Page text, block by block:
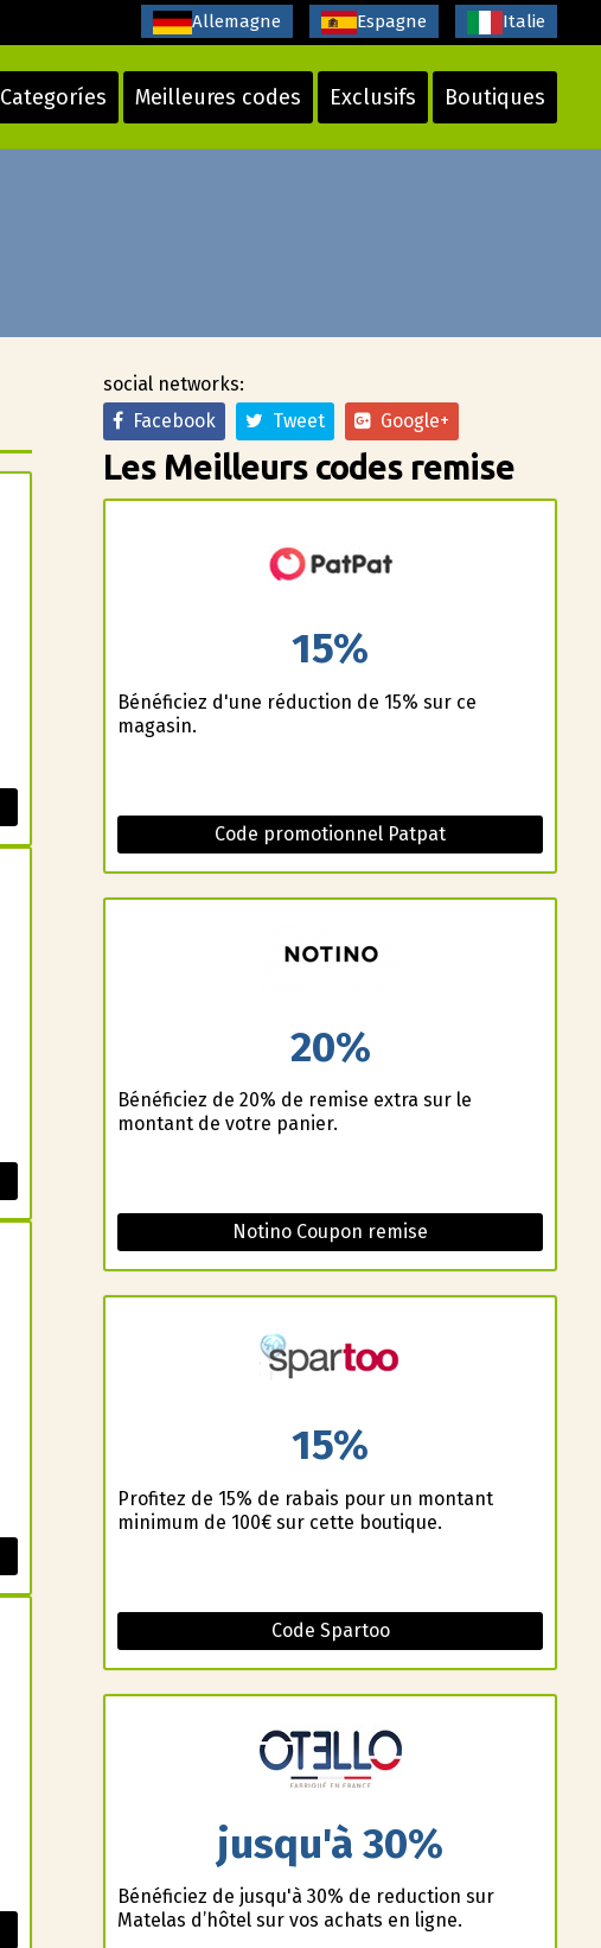
Categoríes Meilleures codes Exclusifs Boutiques
Allemagne Espagne Italie
social networks:
Facebook
Tweet Google+
Les Meilleurs codes remise
15%
Bénéficiez d'une réduction de 15% sur ce
magasin.
Code promotionnel Patpat
20%
Bénéficiez de 20% de remise extra sur le
montant de votre panier.
Notino Coupon remise
15%
Profitez de 15% de rabais pour un montant
minimum de 100€ sur cette boutique.
Code Spartoo
jusqu'à 30%
Bénéficiez de jusqu'à 30% de reduction sur
Matelas d’hôtel sur vos achats en ligne.